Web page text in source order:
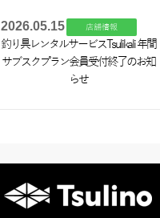
2026.05.15 店舗情報
釣り具レンタルサービスTsulikali 年間
サブスクプラン会員受付終了のお知
らせ